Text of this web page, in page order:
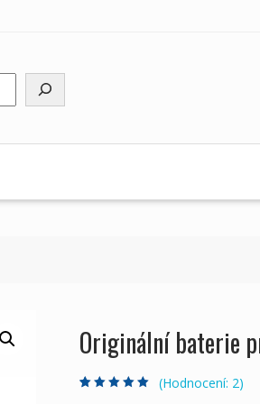
Originální baterie
(Hodnocení: 2)